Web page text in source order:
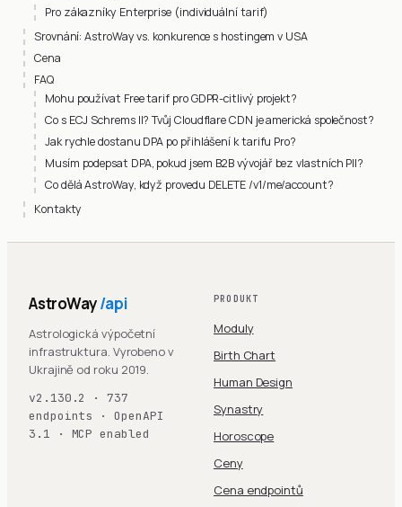
Pro zákazníky Enterprise (individuální tarif)
Srovnání: AstroWay vs. konkurence s hostingem v USA
Cena
FAQ
Mohu používat Free tarif pro GDPR-citlivý projekt?
Co s ECJ Schrems II? Tvůj Cloudflare CDN je americká společnost?
Jak rychle dostanu DPA po přihlášení k tarifu Pro?
Musím podepsat DPA, pokud jsem B2B vývojář bez vlastních PII?
Co dělá AstroWay, když provedu DELETE /v1/me/account?
Kontakty
AstroWay/api
Astrologická výpočetní
infrastruktura. Vyrobeno v
Ukrajině od roku 2019.
v2.130.2 · 737
endpoints · OpenAPI
3.1 · MCP enabled
PRODUKT
Moduly
Birth Chart
Human Design
Synastry
Horoscope
Ceny
Cena endpointů